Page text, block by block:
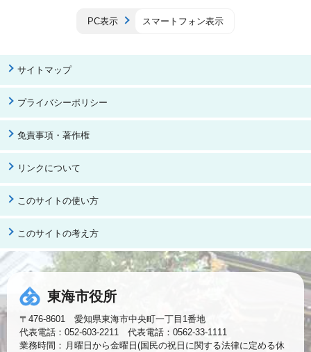
PC表示 スマートフォン表示
サイトマップ
プライバシーポリシー
免責事項・著作権
リンクについて
このサイトの使い方
このサイトの考え方
東海市役所
〒476-8601 愛知県東海市中央町一丁目1番地
代表電話：052-603-2211 代表電話：0562-33-1111
業務時間： 月曜日から金曜日(国民の祝日に関する法律に定める休